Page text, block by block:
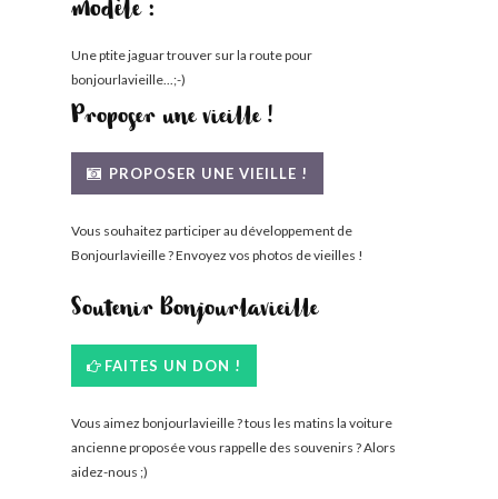
modèle :
Une ptite jaguar trouver sur la route pour
bonjourlavieille...;-)
Proposer une vieille !
PROPOSER UNE VIEILLE !
Vous souhaitez participer au développement de
Bonjourlavieille ? Envoyez vos photos de vieilles !
Soutenir Bonjourlavieille
FAITES UN DON !
Vous aimez bonjourlavieille ? tous les matins la voiture
ancienne proposée vous rappelle des souvenirs ? Alors
aidez-nous ;)